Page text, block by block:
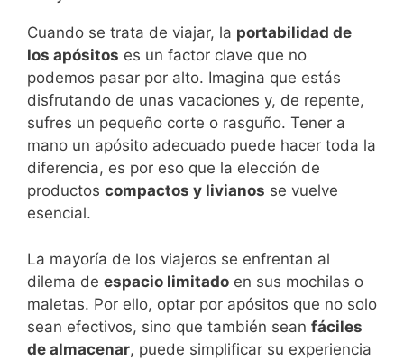
Cuando se trata de viajar, la portabilidad de
los apósitos es un factor clave que no
podemos pasar por alto. Imagina que estás
disfrutando de unas vacaciones y, de repente,
sufres un pequeño corte o rasguño. Tener a
mano un apósito adecuado puede hacer toda la
diferencia, es por eso que la elección de
productos compactos y livianos se vuelve
esencial.
La mayoría de los viajeros se enfrentan al
dilema de espacio limitado en sus mochilas o
maletas. Por ello, optar por apósitos que no solo
sean efectivos, sino que también sean fáciles
de almacenar, puede simplificar su experiencia